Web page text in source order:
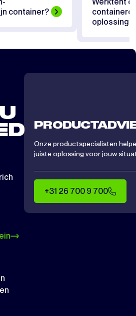
container?
Werktent of
oplossing
Onze productspecialisten
juiste oplossing voor jouw
+31 26 700 9 700